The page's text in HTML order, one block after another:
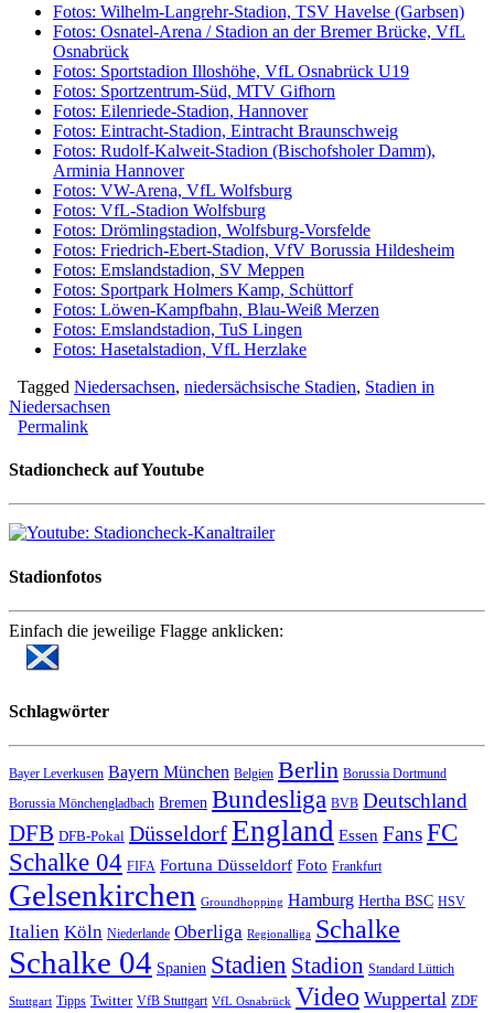
Fotos: Wilhelm-Langrehr-Stadion, TSV Havelse (Garbsen)
Fotos: Osnatel-Arena / Stadion an der Bremer Brücke, VfL
Osnabrück
Fotos: Sportstadion Illoshöhe, VfL Osnabrück U19
Fotos: Sportzentrum-Süd, MTV Gifhorn
Fotos: Eilenriede-Stadion, Hannover
Fotos: Eintracht-Stadion, Eintracht Braunschweig
Fotos: Rudolf-Kalweit-Stadion (Bischofsholer Damm),
Arminia Hannover
Fotos: VW-Arena, VfL Wolfsburg
Fotos: VfL-Stadion Wolfsburg
Fotos: Drömlingstadion, Wolfsburg-Vorsfelde
Fotos: Friedrich-Ebert-Stadion, VfV Borussia Hildesheim
Fotos: Emslandstadion, SV Meppen
Fotos: Sportpark Holmers Kamp, Schüttorf
Fotos: Löwen-Kampfbahn, Blau-Weiß Merzen
Fotos: Emslandstadion, TuS Lingen
Fotos: Hasetalstadion, VfL Herzlake
Tagged Niedersachsen, niedersächsische Stadien, Stadien in
Niedersachsen
Permalink
Stadioncheck auf Youtube
Stadionfotos
Einfach die jeweilige Flagge anklicken:
Schlagwörter
Bayer Leverkusen Bayern München Belgien Berlin Borussia Dortmund
Borussia Mönchengladbach Bremen Bundesliga BVB Deutschland
DFB DFB-Pokal DüsseldorfEngland Essen FansFC
Schalke 04 FIFA Fortuna Düsseldorf Foto Frankfurt
Gelsenkirchen Groundhopping Hamburg Hertha BSC HSV
Italien Köln Niederlande Oberliga Regionalliga Schalke
Schalke 04 Spanien Stadien Stadion Standard Lüttich
Stuttgart Tipps Twitter VfB Stuttgart VfL Osnabrück Video Wuppertal ZDF